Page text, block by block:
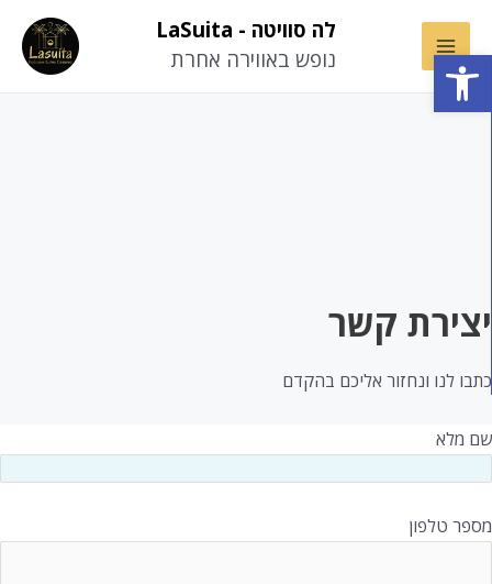
פתח סרגל נגישות
Main
Menu
לה סוויטה - LaSuita
נופש באווירה אחרת
יצירת קשר
כתבו לנו ונחזור אליכם בהקדם
שם מלא
מספר טלפון